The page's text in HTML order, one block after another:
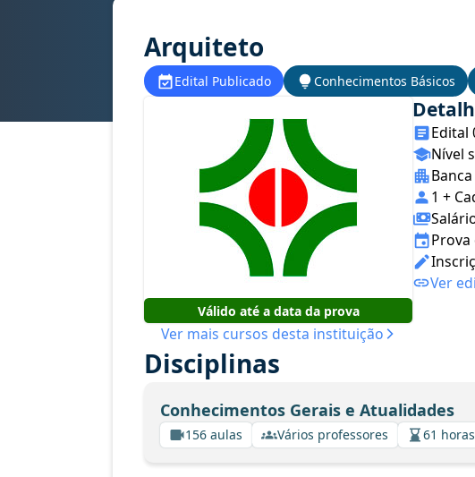
Arquiteto
Edital Publicado Conhecimentos Básicos
Válido até a data da prova
Ver mais cursos desta instituição
Edital
Nível
1 +
Prova
Ver
Disciplinas
Conhecimentos Gerais e Atualidades
156 aulas Vários professores 61